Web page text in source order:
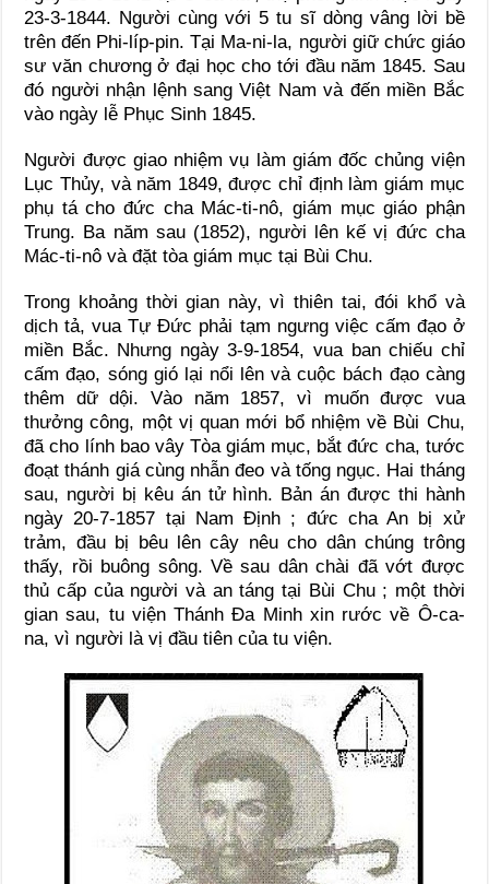
23-3-1844. Người cùng với 5 tu sĩ dòng vâng lời bề
trên đến Phi-líp-pin. Tại Ma-ni-la, người giữ chức giáo
sư văn chương ở đại học cho tới đầu năm 1845. Sau
đó người nhận lệnh sang Việt Nam và đến miền Bắc
vào ngày lễ Phục Sinh 1845.
Người được giao nhiệm vụ làm giám đốc chủng viện
Lục Thủy, và năm 1849, được chỉ định làm giám mục
phụ tá cho đức cha Mác-ti-nô, giám mục giáo phận
Trung. Ba năm sau (1852), người lên kế vị đức cha
Mác-ti-nô và đặt tòa giám mục tại Bùi Chu.
Trong khoảng thời gian này, vì thiên tai, đói khổ và
dịch tả, vua Tự Ðức phải tạm ngưng việc cấm đạo ở
miền Bắc. Nhưng ngày 3-9-1854, vua ban chiếu chỉ
cấm đạo, sóng gió lại nổi lên và cuộc bách đạo càng
thêm dữ dội. Vào năm 1857, vì muốn được vua
thưởng công, một vị quan mới bổ nhiệm về Bùi Chu,
đã cho lính bao vây Tòa giám mục, bắt đức cha, tước
đoạt thánh giá cùng nhẫn đeo và tống ngục. Hai tháng
sau, người bị kêu án tử hình. Bản án được thi hành
ngày 20-7-1857 tại Nam Ðịnh ; đức cha An bị xử
trảm, đầu bị bêu lên cây nêu cho dân chúng trông
thấy, rồi buông sông. Về sau dân chài đã vớt được
thủ cấp của người và an táng tại Bùi Chu ; một thời
gian sau, tu viện Thánh Ða Minh xin rước về Ô-ca-
na, vì người là vị đầu tiên của tu viện.